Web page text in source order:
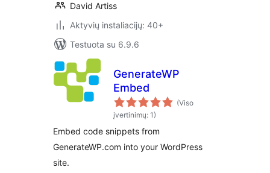
David Artiss
Aktyvių instaliacijų: 40+
Testuota su 6.9.6
GenerateWP
Embed
(Viso
įvertinimų: 1)
Embed code snippets from
GenerateWP.com into your WordPress
site.